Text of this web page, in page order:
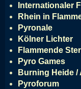
Internationaler
Rhein in
Pyronale
Kölner Lichter
Flammende
Pyro Games
Burning Heide /
Pyroforum